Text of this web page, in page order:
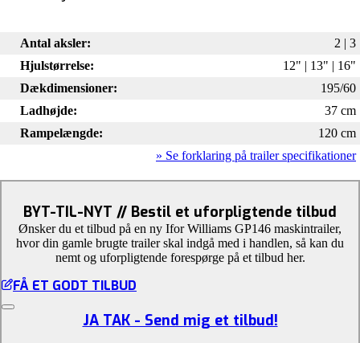
Antal aksler:
2 | 3
Hjulstørrelse:
12" | 13" | 16"
Dækdimensioner:
195/60
Ladhøjde:
37 cm
Rampelængde:
120 cm
» Se forklaring på trailer specifikationer
BYT-TIL-NYT // Bestil et uforpligtende tilbud
Ønsker du et tilbud på en ny Ifor Williams GP146 maskintrailer,
hvor din gamle brugte trailer skal indgå med i handlen, så kan du
nemt og uforpligtende forespørge på et tilbud her.
FÅ ET GODT TILBUD
JA TAK - Send mig et tilbud!